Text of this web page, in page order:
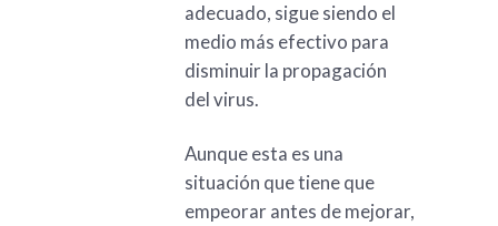
adecuado, sigue siendo el
medio más efectivo para
disminuir la propagación
del virus.
Aunque esta es una
situación que tiene que
empeorar antes de mejorar,